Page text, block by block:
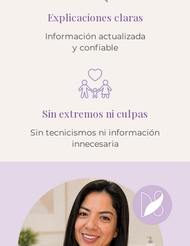
Explicaciones claras
Información actualizada
y confiable
Sin extremos ni culpas
Sin tecnicismos ni información
innecesaria